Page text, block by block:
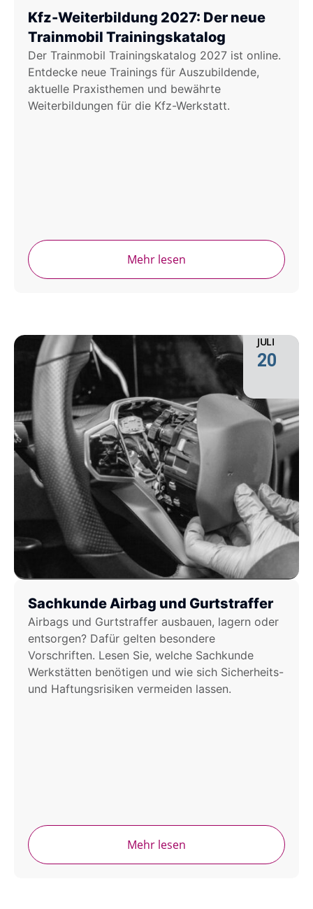
Kfz-Weiterbildung 2027: Der neue
Trainmobil Trainingskatalog
Der Trainmobil Trainingskatalog 2027 ist online.
Entdecke neue Trainings für Auszubildende,
aktuelle Praxisthemen und bewährte
Weiterbildungen für die Kfz-Werkstatt.
Mehr lesen
JULI
20
Sachkunde Airbag und Gurtstraffer
Airbags und Gurtstraffer ausbauen, lagern oder
entsorgen? Dafür gelten besondere
Vorschriften. Lesen Sie, welche Sachkunde
Werkstätten benötigen und wie sich Sicherheits-
und Haftungsrisiken vermeiden lassen.
Mehr lesen